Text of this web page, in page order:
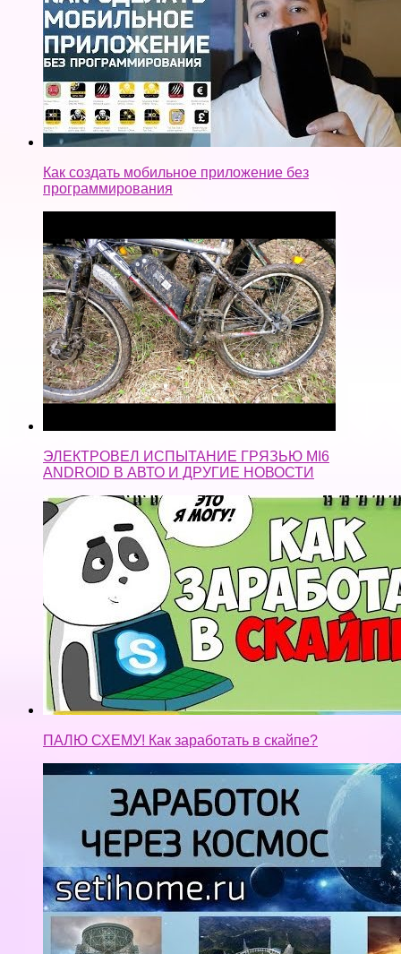
Как создать мобильное приложение без
программирования
ЭЛЕКТРОВЕЛ ИСПЫТАНИЕ ГРЯЗЬЮ MI6
ANDROID В АВТО И ДРУГИЕ НОВОСТИ
ПАЛЮ СХЕМУ! Как заработать в скайпе?
Астросбор и поиск инопланетян – ЧЁРНЫЙ
СПИСОК #44